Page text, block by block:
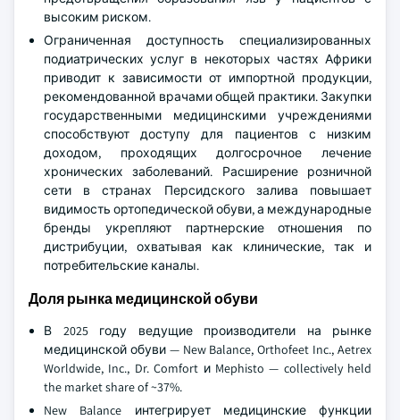
высоким риском.
Ограниченная доступность специализированных
подиатрических услуг в некоторых частях Африки
приводит к зависимости от импортной продукции,
рекомендованной врачами общей практики. Закупки
государственными медицинскими учреждениями
способствуют доступу для пациентов с низким
доходом, проходящих долгосрочное лечение
хронических заболеваний. Расширение розничной
сети в странах Персидского залива повышает
видимость ортопедической обуви, а международные
бренды укрепляют партнерские отношения по
дистрибуции, охватывая как клинические, так и
потребительские каналы.
Доля рынка медицинской обуви
В 2025 году ведущие производители на рынке
медицинской обуви — New Balance, Orthofeet Inc., Aetrex
Worldwide, Inc., Dr. Comfort и Mephisto — collectively held
the market share of ~37%.
New Balance интегрирует медицинские функции